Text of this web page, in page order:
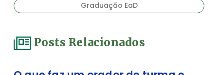
Graduação EaD
Posts Relacionados